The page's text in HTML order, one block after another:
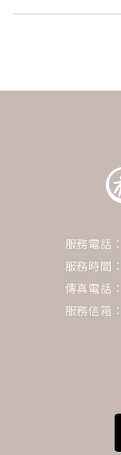
服務電話
服務時間
傳真電話
服務信箱：